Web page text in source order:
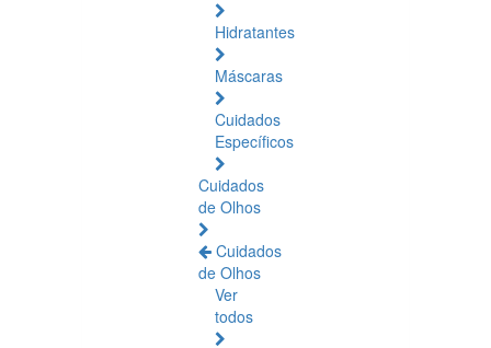
Hidratantes
Máscaras
Cuidados
Específicos
Cuidados
de Olhos
Cuidados
de Olhos
Ver
todos